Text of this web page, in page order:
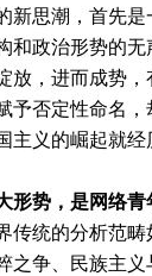
新思潮，首先是
和政治形势的无
放，进而成势
予否定性命名
主义的崛起就经
形势，是网络
传统的分析范
之争、民族主